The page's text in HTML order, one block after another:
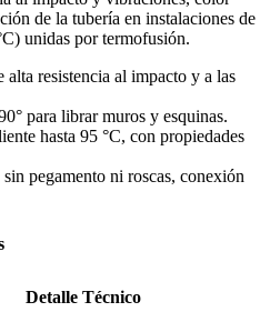
de la tubería en instalaciones de
unidas por termofusión.
resistencia al impacto y a las
para librar muros y esquinas.
hasta 95 °C, con propiedades
pegamento ni roscas, conexión
Detalle Técnico